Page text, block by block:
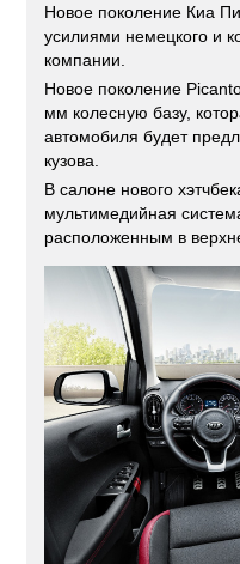
Новое поколение Киа
усилиями немецкого и
компании.
Новое поколение
мм колесную базу,
автомобиля будет
кузова.
В салоне нового
мультимедийная
расположенным в